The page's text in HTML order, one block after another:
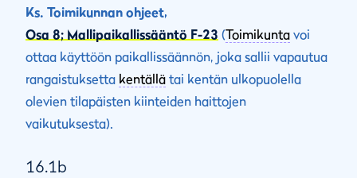
Ks. Toimikunnan ohjeet,
Osa 8; Mallipaikallissääntö F-23 (Toimikunta voi
ottaa käyttöön paikallissäännön, joka sallii vapautua
rangaistuksetta kentällä tai kentän ulkopuolella
olevien tilapäisten kiinteiden haittojen
vaikutuksesta).
16.1b